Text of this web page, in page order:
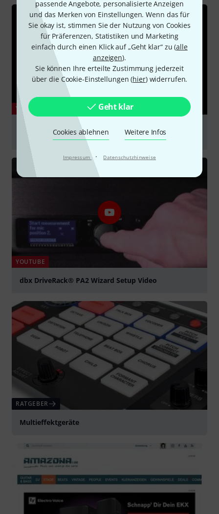
passende Angebote, personalisierte Anzeigen
und das Merken von Einstellungen. Wenn das für
Sie okay ist, stimmen Sie der Nutzung von Cookies
für Präferenzen, Statistiken und Marketing
einfach durch einen Klick auf „Geht klar“ zu (alle
anzeigen).
Sie können Ihre erteilte Zustimmung jederzeit
über die Cookie-Einstellungen (hier) widerrufen.
Geht klar
Cookies ablehnen Weitere Infos
Impressum · Datenschutzhinweise
YOUTUBE
dbx DriveRack PA2 Custom Speaker and Amplifier
YOUTUBE
dbx DriveRack® PA2 Wizard Setup Video
RATGEBER
Multieffektgeräte